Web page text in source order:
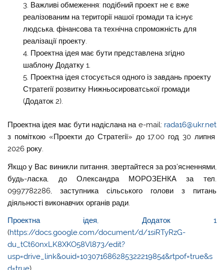
Важливі обмеження: подібний проект не є вже
реалізованим на території нашої громади та існує
людська, фінансова та технічна спроможність для
реалізації проекту.
Проектна ідея має бути представлена згідно
шаблону Додатку 1.
Проектна ідея стосується одного із завдань проекту
Стратегії розвитку Нижньосироватськоїгромади
(Додаток 2).
Проектна ідея має бути надіслана на e-mail: rada16@ukr.net
з поміткою «Проекти до Стратегії» до 17.00 год 30 липня
2026 року.
Якщо у Вас виникли питання, звертайтеся за роз’ясненнями,
будь-ласка, до Олександра МОРОЗЕНКА за тел.
0997782286, заступника сільського голови з питань
діяльності виконавчих органів ради.
Проектна ідея, Додаток 1
(https://docs.google.com/document/d/1siRTyRzG-
du_tCt60nxLK8XKO58Vl873/edit?
usp=drive_link&ouid=103071686285322219854&rtpof=true&s